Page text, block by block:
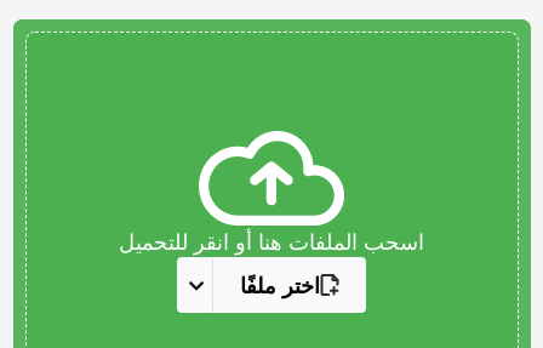
اسحب الملفات هنا أو انقر للتحميل
اختر ملفًا